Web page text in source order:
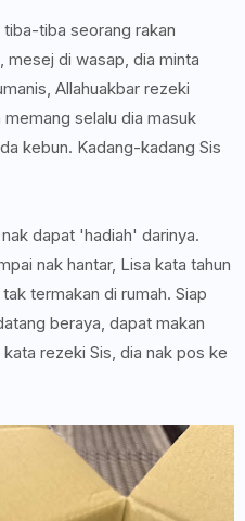
tiba-tiba seorang rakan
mesej di wasap, dia minta
Allahuakbar rezeki
selalu dia masuk
kebun. Kadang-kadang Sis
dapat 'hadiah' darinya.
nak hantar, Lisa kata tahun
termakan di rumah. Siap
beraya, dapat makan
rezeki Sis, dia nak pos ke